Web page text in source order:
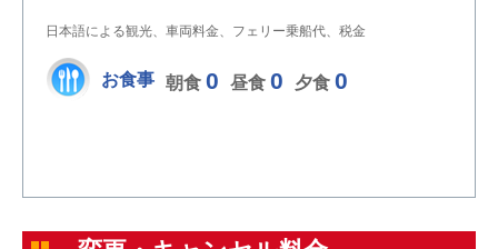
日本語による観光、車両料金、フェリー乗船代、税金
お食事 朝食 0 昼食 0 夕食 0